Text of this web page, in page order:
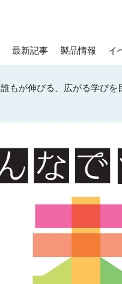
最新記事 製品情報 イ
誰もが伸びる、広がる学びを